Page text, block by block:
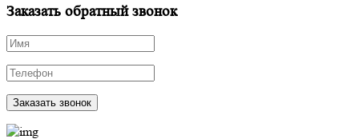
Заказать обратный звонок
Заказать звонок